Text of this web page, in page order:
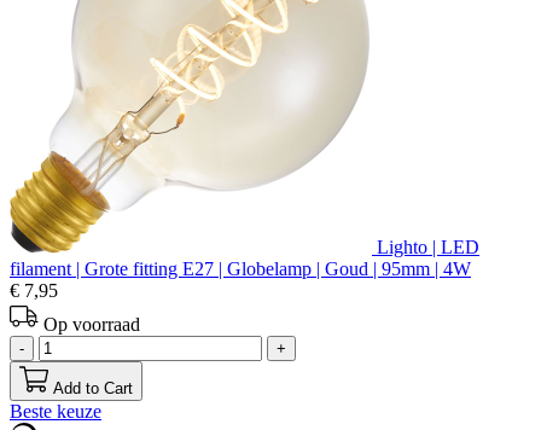
Lighto | LED
filament | Grote fitting E27 | Globelamp | Goud | 95mm | 4W
€ 7,95
Op voorraad
- +
Add to Cart
Beste keuze